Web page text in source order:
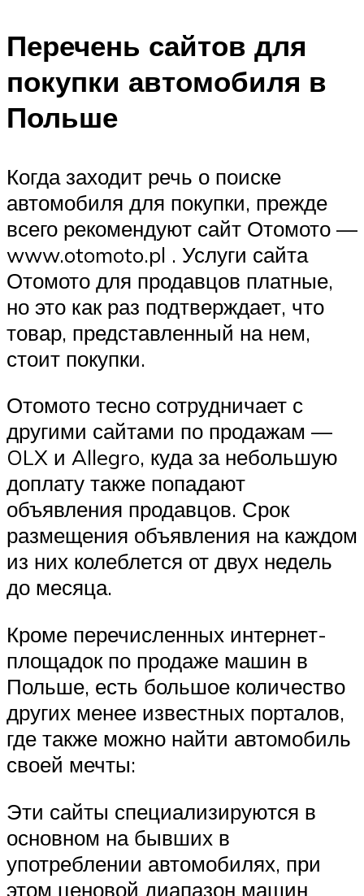
Перечень сайтов для
покупки автомобиля в
Польше
Когда заходит речь о поиске
автомобиля для покупки, прежде
всего рекомендуют сайт Отомото —
www.otomoto.pl . Услуги сайта
Отомото для продавцов платные,
но это как раз подтверждает, что
товар, представленный на нем,
стоит покупки.
Отомото тесно сотрудничает с
другими сайтами по продажам —
OLX и Allegro, куда за небольшую
доплату также попадают
объявления продавцов. Срок
размещения объявления на каждом
из них колеблется от двух недель
до месяца.
Кроме перечисленных интернет-
площадок по продаже машин в
Польше, есть большое количество
других менее известных порталов,
где также можно найти автомобиль
своей мечты:
Эти сайты специализируются в
основном на бывших в
употреблении автомобилях, при
этом ценовой диапазон машин